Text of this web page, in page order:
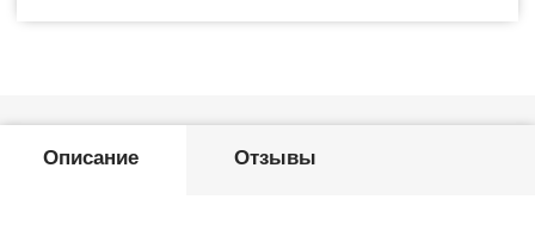
Описание Отзывы